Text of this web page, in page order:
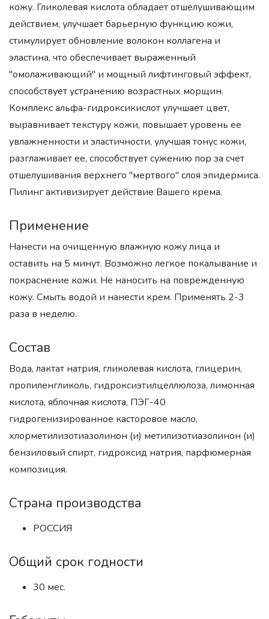
кожу. Гликолевая кислота обладает отшелушивающим
действием, улучшает барьерную функцию кожи,
стимулирует обновление волокон коллагена и
эластина, что обеспечивает выраженный
"омолаживающий" и мощный лифтинговый эффект,
способствует устранению возрастных морщин.
Комплекс альфа-гидроксикислот улучшает цвет,
выравнивает текстуру кожи, повышает уровень ее
увлажненности и эластичности, улучшая тонус кожи,
разглаживает ее, способствует сужению пор за счет
отшелушивания верхнего "мертвого" слоя эпидермиса.
Пилинг активизирует действие Вашего крема.
Применение
Нанести на очищенную влажную кожу лица и
оставить на 5 минут. Возможно легкое покалывание и
покраснение кожи. Не наносить на поврежденную
кожу. Смыть водой и нанести крем. Применять 2-3
раза в неделю.
Состав
Вода, лактат натрия, гликолевая кислота, глицерин,
пропиленгликоль, гидроксиэтилцеллюлоза, лимонная
кислота, яблочная кислота, ПЭГ-40
гидрогенизированное касторовое масло,
хлорметилизотиазолинон (и) метилизотиазолинон (и)
бензиловый спирт, гидроксид натрия, парфюмерная
композиция.
Страна производства
РОССИЯ
Общий срок годности
30 мес.